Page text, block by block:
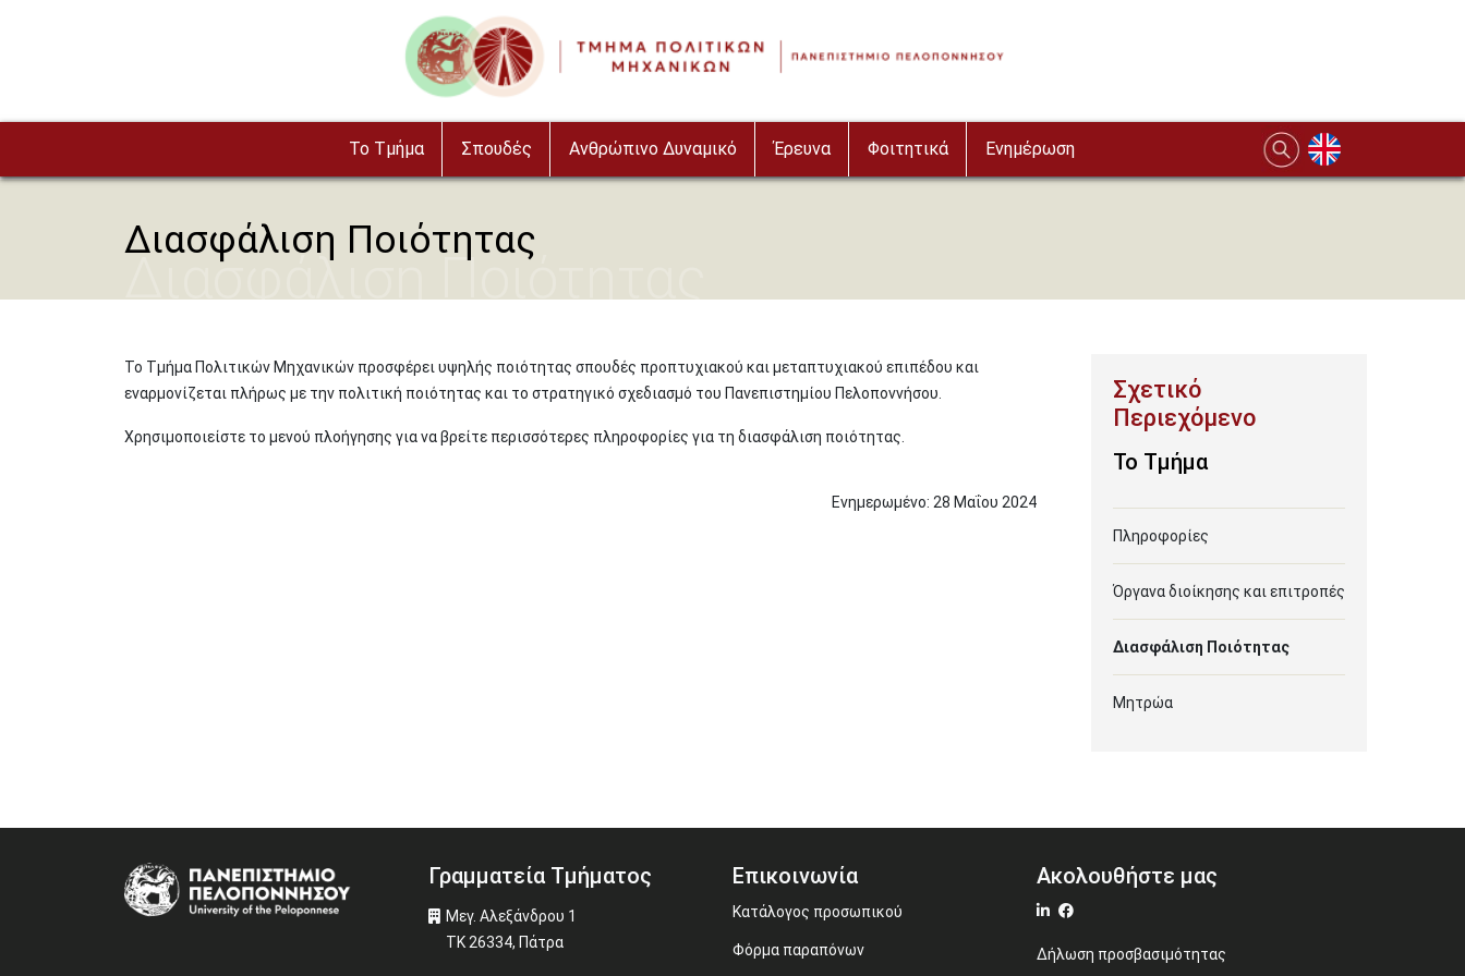
Image
To Τμήμα Σπουδές Ανθρώπινο Δυναμικό Έρευνα Φοιτητικά Ενημέρωση
Διασφάλιση Ποιότητας
Διασφάλιση Ποιότητας
Το Τμήμα Πολιτικών Μηχανικών προσφέρει υψηλής ποιότητας σπουδές προπτυχιακού και μεταπτυχιακού επιπέδου και
εναρμονίζεται πλήρως με την πολιτική ποιότητας και το στρατηγικό σχεδιασμό του Πανεπιστημίου Πελοποννήσου.
Χρησιμοποιείστε το μενού πλοήγησης για να βρείτε περισσότερες πληροφορίες για τη διασφάλιση ποιότητας.
Ενημερωμένο: 28 Μαΐου 2024
To Τμήμα
Πληροφορίες
Όργανα διοίκησης και επιτροπές
Διασφάλιση Ποιότητας
Μητρώα
Image Γραμματεία Τμήματος
Μεγ. Αλεξάνδρου 1
ΤΚ 26334, Πάτρα
Επικοινωνία
Κατάλογος προσωπικού
Φόρμα παραπόνων
Ακολουθήστε μας
Δήλωση προσβασιμότητας